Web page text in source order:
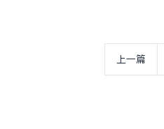
上一篇